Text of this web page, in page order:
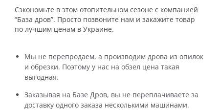
Сэкономьте в этом отопительном сезоне с компанией
“База дров”. Просто позвоните нам и закажите товар
по лучшим ценам в Украине.
Мы не перепродаем, а производим дрова из опилок
и обрезки. Поэтому у нас на обзел цена такая
выгодная.
Заказывая на Базе Дров, вы не переплачиваете за
доставку одного заказа несколькими машинами.